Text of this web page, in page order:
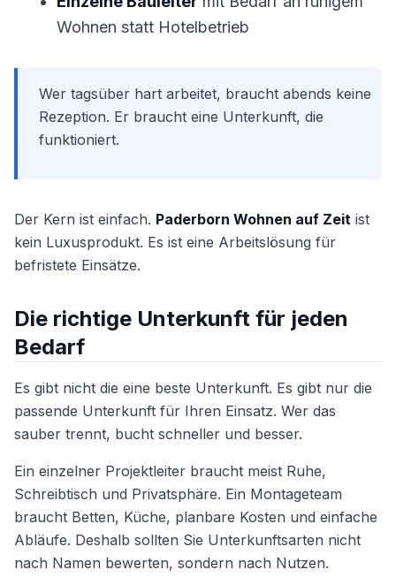
Wohnen statt Hotelbetrieb
Wer tagsüber hart arbeitet, braucht abends keine
Rezeption. Er braucht eine Unterkunft, die
funktioniert.
Der Kern ist einfach. Paderborn Wohnen auf Zeit ist
kein Luxusprodukt. Es ist eine Arbeitslösung für
befristete Einsätze.
Die richtige Unterkunft für jeden
Bedarf
Es gibt nicht die eine beste Unterkunft. Es gibt nur die
passende Unterkunft für Ihren Einsatz. Wer das
sauber trennt, bucht schneller und besser.
Ein einzelner Projektleiter braucht meist Ruhe,
Schreibtisch und Privatsphäre. Ein Montageteam
braucht Betten, Küche, planbare Kosten und einfache
Abläufe. Deshalb sollten Sie Unterkunftsarten nicht
nach Namen bewerten, sondern nach Nutzen.